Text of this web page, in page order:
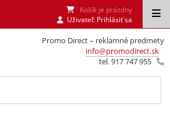
Promo Direct – reklamné predmety
info@promodirect.sk
tel. 917 747 955
Košík je prázdny
Uživateľ: Prihlásiť sa